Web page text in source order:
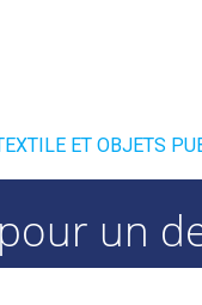
ET OBJETS
un